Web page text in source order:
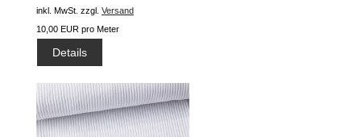
inkl. MwSt. zzgl. Versand
10,00 EUR pro Meter
Details